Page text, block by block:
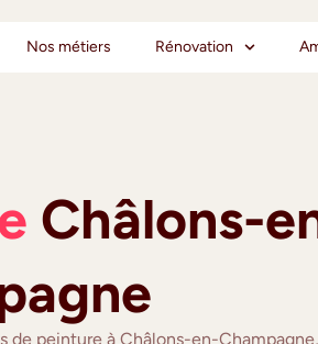
Nos métiers Rénovation
Châlons-
de peinture à Châlons-en-